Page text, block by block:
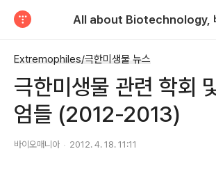
Extremophiles/극한미생물 뉴스
극한미생물 관련 학회
엄들 (2012-2013)
바이오매니아 2012. 4. 18. 11:11